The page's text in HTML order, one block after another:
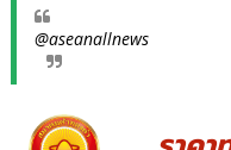
@aseanallnews